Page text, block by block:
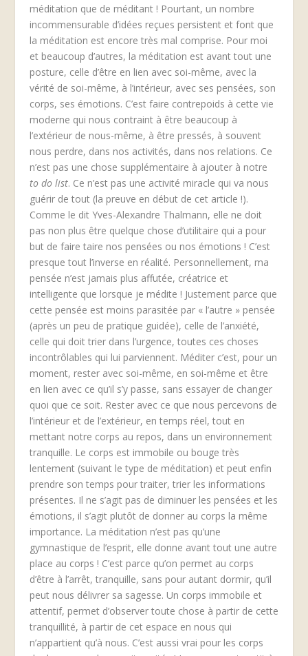
méditation que de méditant ! Pourtant, un nombre
incommensurable d’idées reçues persistent et font que
la méditation est encore très mal comprise. Pour moi
et beaucoup d’autres, la méditation est avant tout une
posture, celle d’être en lien avec soi-même, avec la
vérité de soi-même, à l’intérieur, avec ses pensées, son
corps, ses émotions. C’est faire contrepoids à cette vie
moderne qui nous contraint à être beaucoup à
l’extérieur de nous-même, à être pressés, à souvent
nous perdre, dans nos activités, dans nos relations. Ce
n’est pas une chose supplémentaire à ajouter à notre
to do list. Ce n’est pas une activité miracle qui va nous
guérir de tout (la preuve en début de cet article !).
Comme le dit Yves-Alexandre Thalmann, elle ne doit
pas non plus être quelque chose d’utilitaire qui a pour
but de faire taire nos pensées ou nos émotions ! C’est
presque tout l’inverse en réalité. Personnellement, ma
pensée n’est jamais plus affutée, créatrice et
intelligente que lorsque je médite ! Justement parce que
cette pensée est moins parasitée par « l’autre » pensée
(après un peu de pratique guidée), celle de l’anxiété,
celle qui doit trier dans l’urgence, toutes ces choses
incontrôlables qui lui parviennent. Méditer c’est, pour un
moment, rester avec soi-même, en soi-même et être
en lien avec ce qu’il s’y passe, sans essayer de changer
quoi que ce soit. Rester avec ce que nous percevons de
l’intérieur et de l’extérieur, en temps réel, tout en
mettant notre corps au repos, dans un environnement
tranquille. Le corps est immobile ou bouge très
lentement (suivant le type de méditation) et peut enfin
prendre son temps pour traiter, trier les informations
présentes. Il ne s’agit pas de diminuer les pensées et les
émotions, il s’agit plutôt de donner au corps la même
importance. La méditation n’est pas qu’une
gymnastique de l’esprit, elle donne avant tout une autre
place au corps ! C’est parce qu’on permet au corps
d’être à l’arrêt, tranquille, sans pour autant dormir, qu’il
peut nous délivrer sa sagesse. Un corps immobile et
attentif, permet d’observer toute chose à partir de cette
tranquillité, à partir de cet espace en nous qui
n’appartient qu’à nous. C’est aussi vrai pour les corps